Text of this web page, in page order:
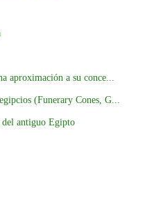
aproximación a su conce...
(Funerary Cones, G...
antiguo Egipto